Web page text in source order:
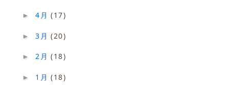
►4月(17)
►3月(20)
►2月(18)
► 1月(18)